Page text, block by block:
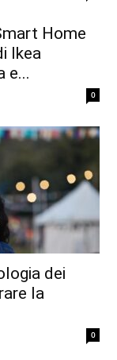
Home
Ikea
e...
0
dei
la
0